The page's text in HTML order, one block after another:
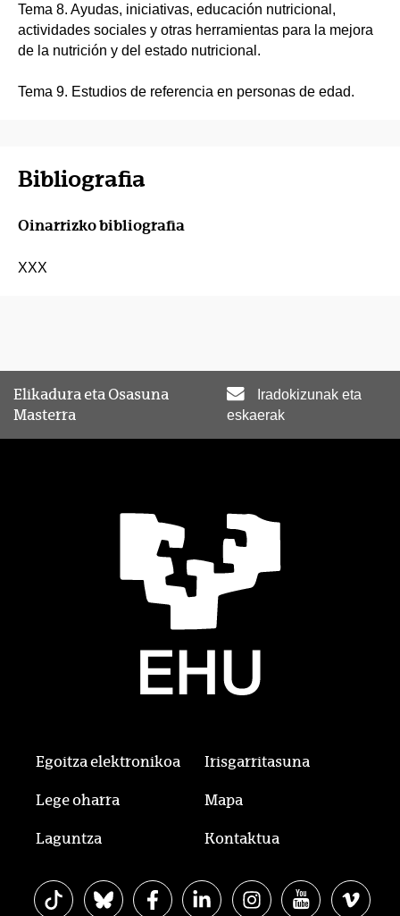
Tema 8. Ayudas, iniciativas, educación nutricional,
actividades sociales y otras herramientas para la mejora
de la nutrición y del estado nutricional.
Tema 9. Estudios de referencia en personas de edad.
Bibliografia
Oinarrizko bibliografia
XXX
Elikadura eta Osasuna
Masterra
Iradokizunak eta
eskaerak
Egoitza elektronikoa Irisgarritasuna
Lege oharra Mapa
Laguntza Kontaktua
EHU Tiktok-enEHU Bluesky-nEHU Facebook-en
EHU Linkedin-en
EHU Instagram-en
EHU Youtube-
EHU